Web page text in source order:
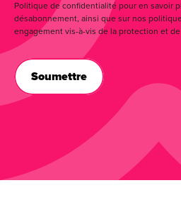
Politique de confidentialité pour en savoir
désabonnement, ainsi que sur nos
engagement vis-à-vis de la protection et